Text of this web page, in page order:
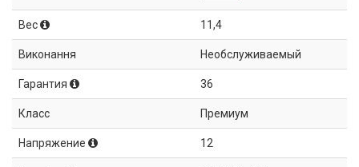
Вес 11,4
Виконання Необслуживаемый
Гарантия 36
Класс Премиум
Напряжение 12